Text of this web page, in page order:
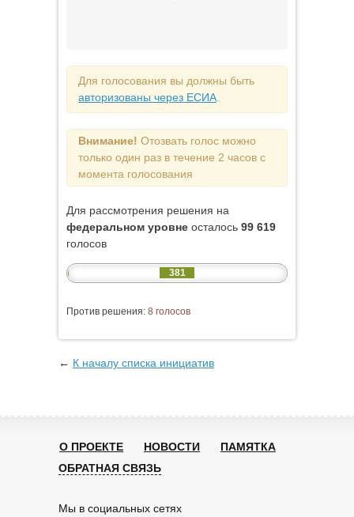
Для голосования вы должны быть
авторизованы через ЕСИА
Внимание! Отозвать голос можно
только один раз в течение 2 часов с
момента голосования
Для рассмотрения решения на
федеральном уровне осталось 99 619
голосов
381
Против решения: 8 голосов
← К началу списка инициатив
О ПРОЕКТЕ НОВОСТИ
ПАМЯТКА
ОБРАТНАЯ СВЯЗЬ
Мы в социальных сетях